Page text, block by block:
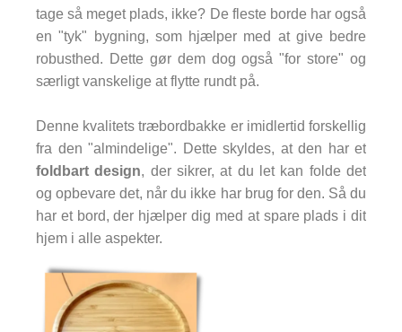
tage så meget plads, ikke? De fleste borde har også
en "tyk" bygning, som hjælper med at give bedre
robusthed. Dette gør dem dog også "for store" og
særligt vanskelige at flytte rundt på.
Denne kvalitets træbordbakke er imidlertid forskellig
fra den "almindelige". Dette skyldes, at den har et
foldbart design, der sikrer, at du let kan folde det
og opbevare det, når du ikke har brug for den. Så du
har et bord, der hjælper dig med at spare plads i dit
hjem i alle aspekter.